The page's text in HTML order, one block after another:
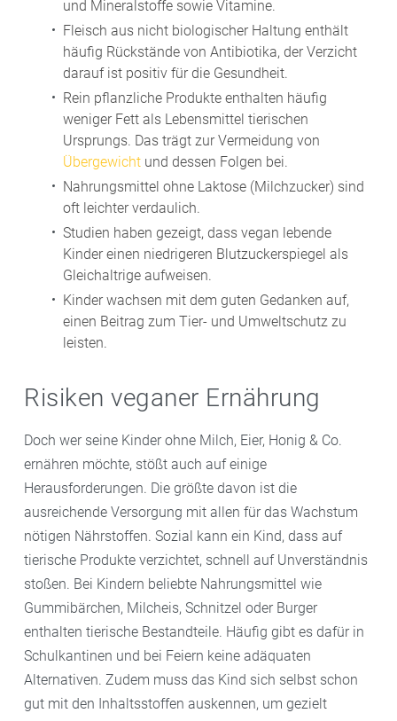
und Mineralstoffe sowie Vitamine.
Fleisch aus nicht biologischer Haltung enthält
häufig Rückstände von Antibiotika, der Verzicht
darauf ist positiv für die Gesundheit.
Rein pflanzliche Produkte enthalten häufig
weniger Fett als Lebensmittel tierischen
Ursprungs. Das trägt zur Vermeidung von
Übergewicht und dessen Folgen bei.
Nahrungsmittel ohne Laktose (Milchzucker) sind
oft leichter verdaulich.
Studien haben gezeigt, dass vegan lebende
Kinder einen niedrigeren Blutzuckerspiegel als
Gleichaltrige aufweisen.
Kinder wachsen mit dem guten Gedanken auf,
einen Beitrag zum Tier- und Umweltschutz zu
leisten.
Risiken veganer Ernährung
Doch wer seine Kinder ohne Milch, Eier, Honig & Co.
ernähren möchte, stößt auch auf einige
Herausforderungen. Die größte davon ist die
ausreichende Versorgung mit allen für das Wachstum
nötigen Nährstoffen. Sozial kann ein Kind, dass auf
tierische Produkte verzichtet, schnell auf Unverständnis
stoßen. Bei Kindern beliebte Nahrungsmittel wie
Gummibärchen, Milcheis, Schnitzel oder Burger
enthalten tierische Bestandteile. Häufig gibt es dafür in
Schulkantinen und bei Feiern keine adäquaten
Alternativen. Zudem muss das Kind sich selbst schon
gut mit den Inhaltsstoffen auskennen, um gezielt